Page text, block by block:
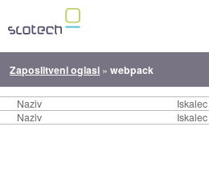
Zaposlitveni oglasi »webpack
Naziv
Iskalec
Naziv
Iskalec